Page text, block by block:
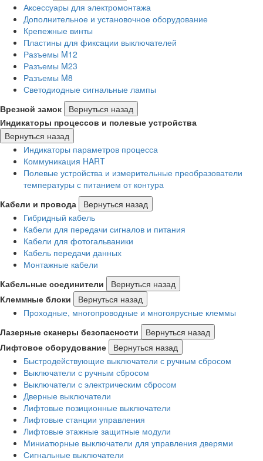
Аксессуары для электромонтажа
Дополнительное и установочное оборудование
Крепежные винты
Пластины для фиксации выключателей
Разъемы M12
Разъемы M23
Разъемы M8
Светодиодные сигнальные лампы
Врезной замок
Вернуться назад
Индикаторы процессов и полевые устройства
Вернуться назад
Индикаторы параметров процесса
Коммуникация HART
Полевые устройства и измерительные преобразователи
температуры с питанием от контура
Кабели и провода
Вернуться назад
Гибридный кабель
Кабели для передачи сигналов и питания
Кабели для фотогальваники
Кабель передачи данных
Монтажные кабели
Кабельные соединители
Вернуться назад
Клеммные блоки
Вернуться назад
Проходные, многопроводные и многоярусные клеммы
Лазерные сканеры безопасности
Вернуться назад
Лифтовое оборудование
Вернуться назад
Быстродействующие выключатели с ручным сбросом
Выключатели с ручным сбросом
Выключатели с электрическим сбросом
Дверные выключатели
Лифтовые позиционные выключатели
Лифтовые станции управления
Лифтовые этажные защитные модули
Миниатюрные выключатели для управления дверями
Сигнальные выключатели